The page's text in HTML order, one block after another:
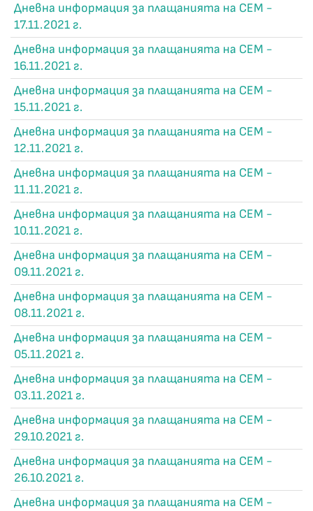
Дневна информация за плащанията на СЕМ -
17.11.2021 г.
Дневна информация за плащанията на СЕМ -
16.11.2021 г.
Дневна информация за плащанията на СЕМ -
15.11.2021 г.
Дневна информация за плащанията на СЕМ -
12.11.2021 г.
Дневна информация за плащанията на СЕМ -
11.11.2021 г.
Дневна информация за плащанията на СЕМ -
10.11.2021 г.
Дневна информация за плащанията на СЕМ -
09.11.2021 г.
Дневна информация за плащанията на СЕМ -
08.11.2021 г.
Дневна информация за плащанията на СЕМ -
05.11.2021 г.
Дневна информация за плащанията на СЕМ -
03.11.2021 г.
Дневна информация за плащанията на СЕМ -
29.10.2021 г.
Дневна информация за плащанията на СЕМ -
26.10.2021 г.
Дневна информация за плащанията на СЕМ -